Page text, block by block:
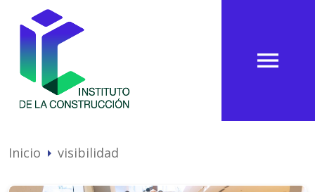
menu
Inicio arrow_right visibilidad